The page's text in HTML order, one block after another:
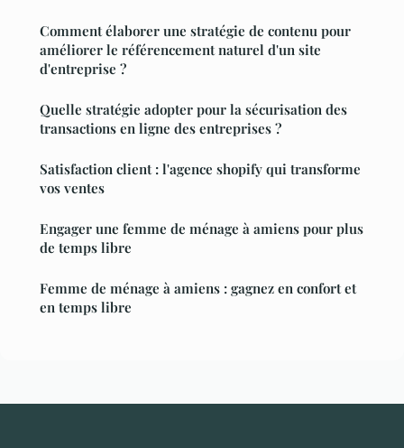
Comment élaborer une stratégie de contenu pour
améliorer le référencement naturel d'un site
d'entreprise ?
Quelle stratégie adopter pour la sécurisation des
transactions en ligne des entreprises ?
Satisfaction client : l'agence shopify qui transforme
vos ventes
Engager une femme de ménage à amiens pour plus
de temps libre
Femme de ménage à amiens : gagnez en confort et
en temps libre